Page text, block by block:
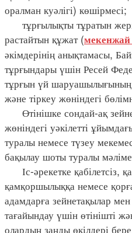
оралман куәлігі) көшірмесі;
тұрғылықты тұратын
растайтын құжат (
әкімдерінің анықтамасы,
тұрғындары үшін Ресей
тұрғын үй шаруашылығының
және тіркеу жөніндегі
Өтінішке сондай-ақ
жөніндегі уәкілетті
туралы немесе түзеу
бақылау шоты туралы
Іс-әрекетке қабілетсіз,
қамқоршылыққа немесе
адамдарға зейнетақылар
тағайындау үшін өтінішті
олардың заңды өкілдері